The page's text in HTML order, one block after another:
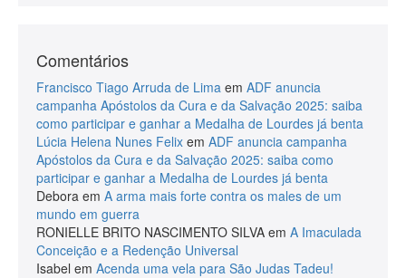
Comentários
Francisco Tiago Arruda de Lima em ADF anuncia
campanha Apóstolos da Cura e da Salvação 2025: saiba
como participar e ganhar a Medalha de Lourdes já benta
Lúcia Helena Nunes Felix em ADF anuncia campanha
Apóstolos da Cura e da Salvação 2025: saiba como
participar e ganhar a Medalha de Lourdes já benta
Debora em A arma mais forte contra os males de um
mundo em guerra
RONIELLE BRITO NASCIMENTO SILVA em A Imaculada
Conceição e a Redenção Universal
Isabel em Acenda uma vela para São Judas Tadeu!